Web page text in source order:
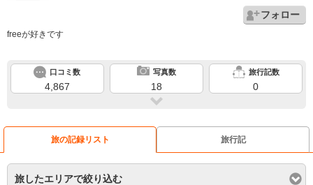
フォロー
freeが好きです
口コミ数
4,867
写真数
18
旅行記数
0
旅の記録リスト 旅行記
旅したエリアで絞り込む